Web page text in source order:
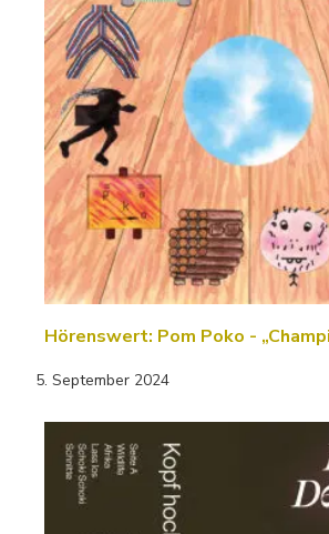
Hörenswert: Pom Poko -
5. September 2024